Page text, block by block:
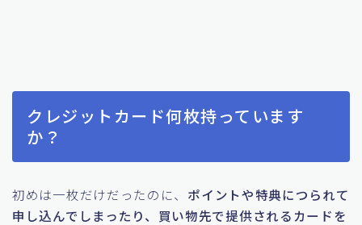
クレジットカード何枚持っています
か？
初めは一枚だけだったのに、 ポイントや特典につられて
申し込んでしまったり、買い物先で提供されるカードを